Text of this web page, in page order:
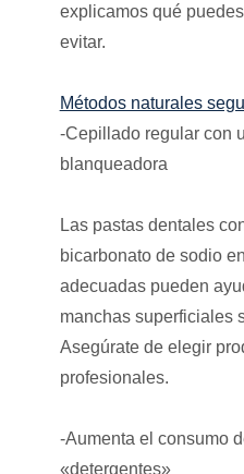
explicamos qué
evitar.
Métodos naturales
-Cepillado regular con
blanqueadora
Las pastas dentales
bicarbonato de sodio
adecuadas pueden
manchas superficiales
Asegúrate de elegir
profesionales.
-Aumenta el consumo
«detergentes»